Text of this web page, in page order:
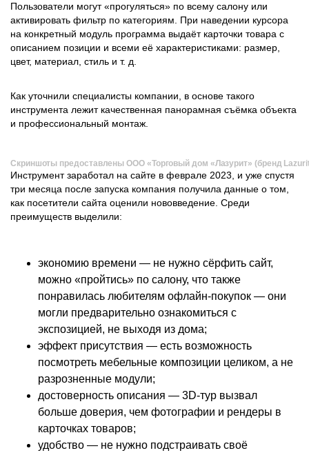
Пользователи могут «прогуляться» по всему салону или
активировать фильтр по категориям. При наведении курсора
на конкретный модуль программа выдаёт карточки товара с
описанием позиции и всеми её характеристиками: размер,
цвет, материал, стиль и т. д.
Как уточнили специалисты компании, в основе такого
инструмента лежит качественная панорамная съёмка объекта
и профессиональный монтаж.
Скриншоты предоставлены ООО «Торговый дом «Лазурит» (бренд
Инструмент заработал на сайте в феврале 2023, и уже спустя
три месяца после запуска компания получила данные о том,
как посетители сайта оценили нововведение. Среди
преимуществ выделили:
экономию времени — не нужно сёрфить сайт,
можно «пройтись» по салону, что также
понравилась любителям офлайн-покупок — они
могли предварительно ознакомиться с
экспозицией, не выходя из дома;
эффект присутствия — есть возможность
посмотреть мебельные композиции целиком, а не
разрозненные модули;
достоверность описания — 3D-тур вызвал
больше доверия, чем фотографии и рендеры в
карточках товаров;
удобство — не нужно подстраивать своё